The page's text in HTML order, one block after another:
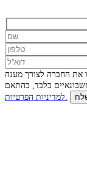
את החברה לצורך מענה
בלבד, בהתאם